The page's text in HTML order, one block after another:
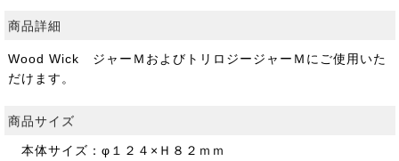
商品詳細
Wood Wick ジャーＭおよびトリロジージャーＭにご使用いた
だけます。
商品サイズ
本体サイズ：φ１２４×Ｈ８２ｍｍ